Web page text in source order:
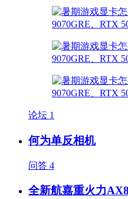
论坛 1
何为单反相机
问答 4
全新航嘉重火力